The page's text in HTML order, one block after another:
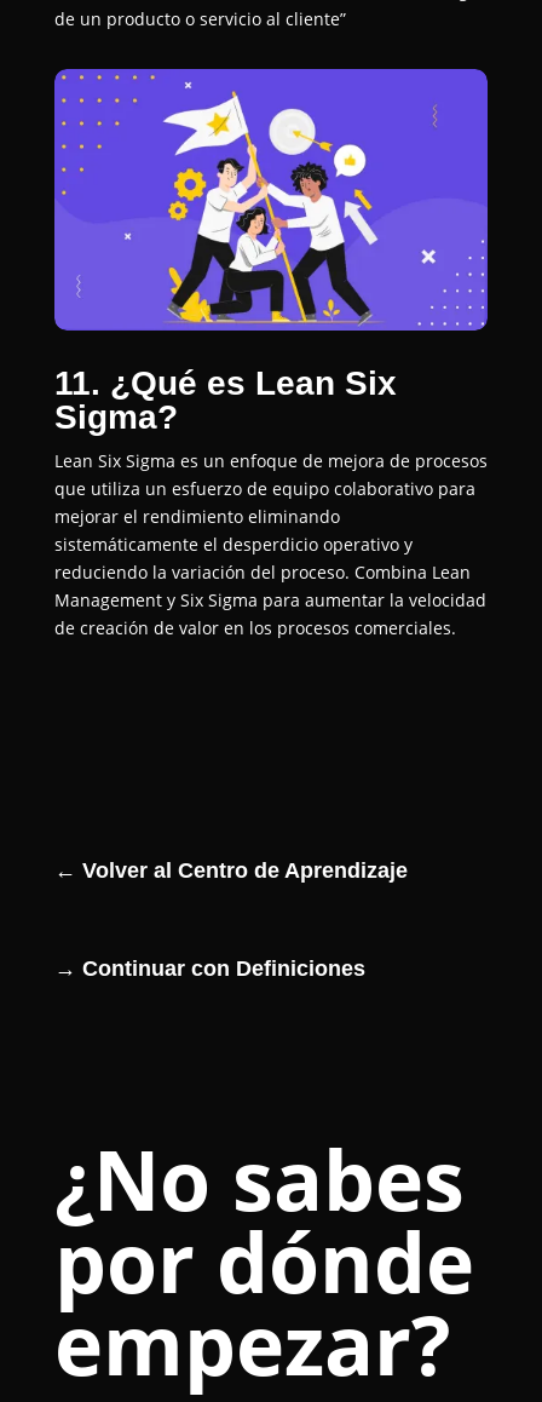
de un producto o servicio al cliente”
11. ¿Qué es Lean Six
Sigma?
Lean Six Sigma es un enfoque de mejora de procesos
que utiliza un esfuerzo de equipo colaborativo para
mejorar el rendimiento eliminando
sistemáticamente el desperdicio operativo y
reduciendo la variación del proceso. Combina Lean
Management y Six Sigma para aumentar la velocidad
de creación de valor en los procesos comerciales.
← Volver al Centro de Aprendizaje
→ Continuar con Definiciones
¿No sabes
por dónde
empezar?